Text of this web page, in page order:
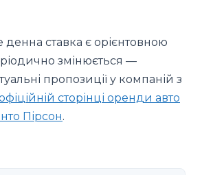
ставка є орієнтовною
змінюється —
пропозиції у компаній з
сторінці оренди авто
Пірсон.